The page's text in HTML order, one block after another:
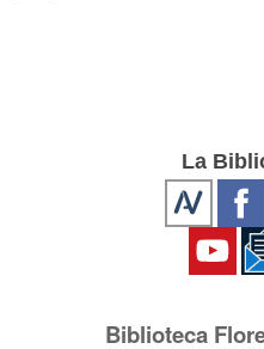
La
Biblioteca